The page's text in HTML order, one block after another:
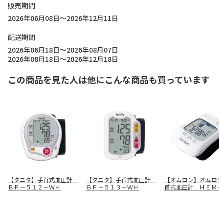
販売期間
2026年06月08日～2026年12月11日
配送期間
2026年06月18日～2026年08月07日
2026年08月18日～2026年12月18日
この商品を見た人は他にこんな商品も買っています
【タニタ】手首式血圧計
ＢＰ－５１２－ＷＨ
【タニタ】手首式血圧計
ＢＰ－５１３－ＷＨ
【オムロン】オム
首式血圧計 ＨＥＭ